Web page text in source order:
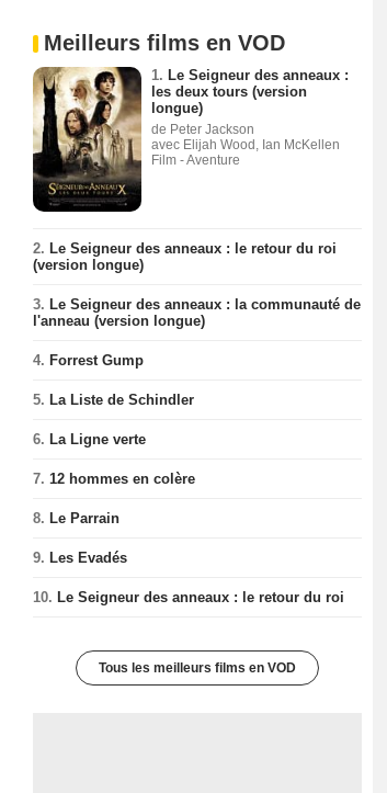
Meilleurs films en VOD
1. Le Seigneur des anneaux :
les deux tours (version
longue)
de Peter Jackson
avec Elijah Wood, Ian McKellen
Film - Aventure
2. Le Seigneur des anneaux : le retour du roi
(version longue)
3. Le Seigneur des anneaux : la communauté de
l'anneau (version longue)
4. Forrest Gump
5. La Liste de Schindler
6. La Ligne verte
7. 12 hommes en colère
8. Le Parrain
9. Les Evadés
10. Le Seigneur des anneaux : le retour du roi
Tous les meilleurs films en VOD